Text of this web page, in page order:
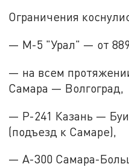
Ограничения
— М-5 "Урал" — от
— на всем
Самара — Волгоград,
— Р-241 Казань —
(подъезд к Самаре),
— А-300 Самара-